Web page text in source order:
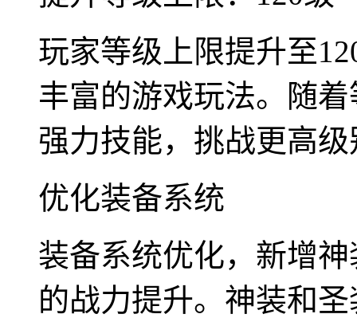
玩家等级上限提升至
丰富的游戏玩法。随
强力技能，挑战更高
优化装备系统
装备系统优化，新增
的战力提升。神装和